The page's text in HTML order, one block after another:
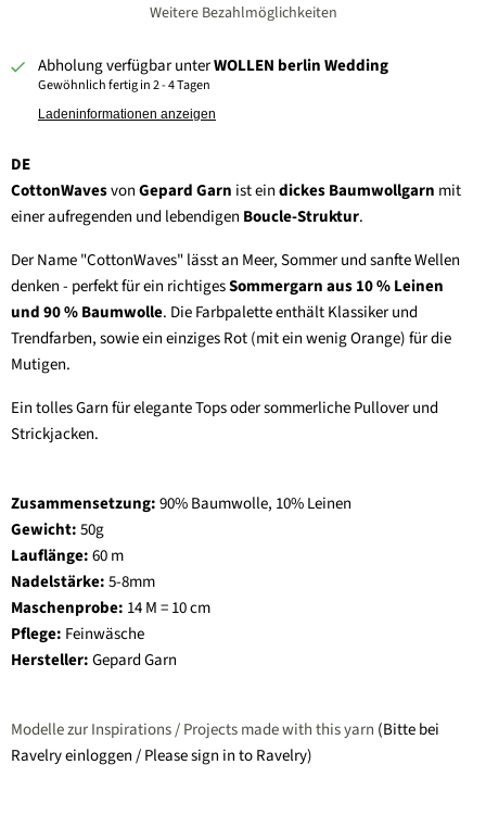
Weitere Bezahlmöglichkeiten
Abholung verfügbar unterWOLLEN berlin Wedding
Gewöhnlich fertig in 2 - 4 Tagen
Ladeninformationen anzeigen
DE
CottonWavesvonGepard Garn ist eindickes Baumwollgarn mit
einer aufregenden und lebendigen Boucle-Struktur.
Der Name "CottonWaves" lässt an Meer, Sommer und sanfte Wellen
denken - perfekt für ein richtigesSommergarn aus 10 % Leinen
und 90 % Baumwolle. Die Farbpalette enthält Klassiker und
Trendfarben, sowie ein einziges Rot (mit ein wenig Orange) für die
Mutigen.
Ein tolles Garn für elegante Tops oder sommerliche Pullover und
Strickjacken.
Zusammensetzung:90% Baumwolle, 10% Leinen
Gewicht:50g
Lauflänge:60m
Nadelstärke:5-8mm
Maschenprobe: 14 M = 10 cm
Pflege: Feinwäsche
Hersteller:Gepard Garn
Modelle zur Inspirations / Projects made with this yarn (Bitte bei
Ravelry einloggen / Please sign in to Ravelry)